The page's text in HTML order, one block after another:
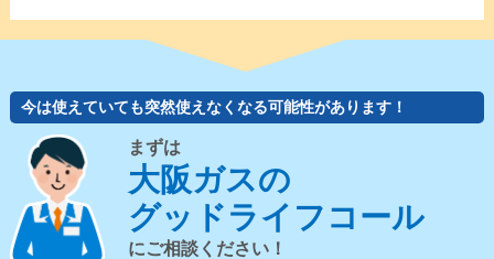
今は使えていても突然使えなくなる可能性があります！
まずは
大阪ガスの
グッドライフコール
にご相談ください！